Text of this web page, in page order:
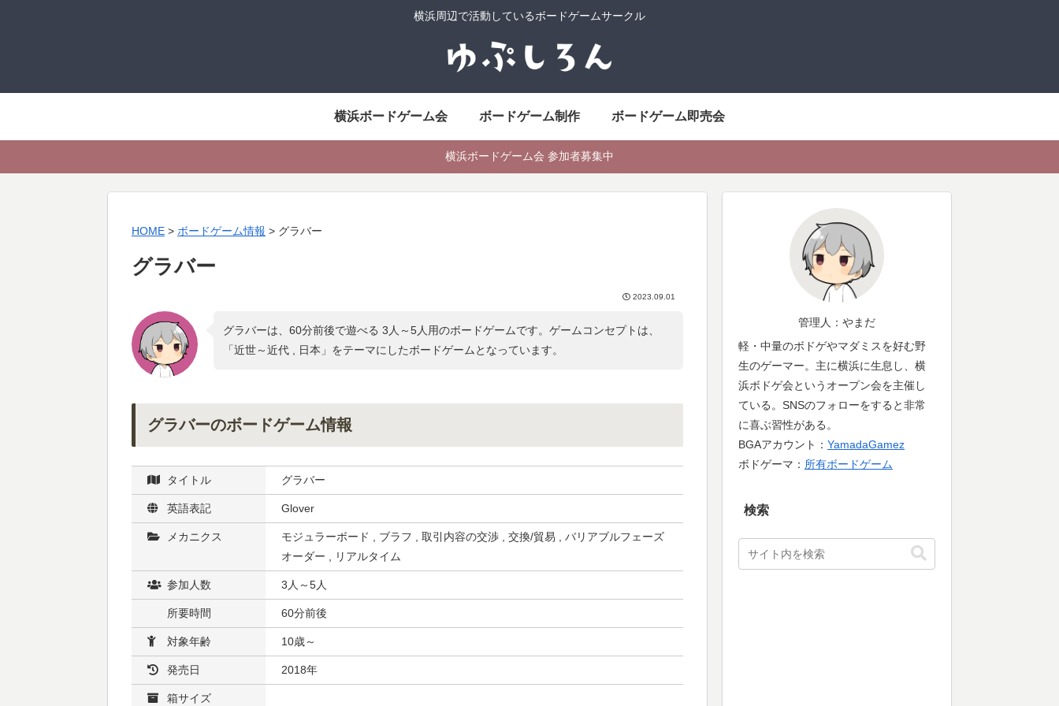
横浜周辺で活動しているボードゲームサークル
横浜ボードゲーム会 ボードゲーム制作 ボードゲーム即売会
横浜ボードゲーム会 参加者募集中
HOME > ボードゲーム情報 > グラバー
グラバー
2023.09.01
グラバーは、60分前後で遊べる 3人～5人用のボードゲームです。ゲームコンセプトは、
「近世～近代 , 日本 」をテーマにしたボードゲームとなっています。
グラバーのボードゲーム情報
タイトル グラバー
英語表記 Glover
メカニクス
モジュラーボード , ブラフ , 取引内容の交渉 , 交換/貿易 , バリアブルフェーズ
オーダー , リアルタイム
参加人数 3人～5人
所要時間 60分前後
対象年齢 10歳～
発売日 2018年
箱サイズ
管理人：やまだ
軽・中量のボドゲやマダミスを好む野
生のゲーマー。主に横浜に生息し、横
浜ボドゲ会というオープン会を主催し
ている。SNSのフォローをすると非常
に喜ぶ習性がある。
BGAアカウント： YamadaGamez
ボドゲーマ： 所有ボードゲーム
検索